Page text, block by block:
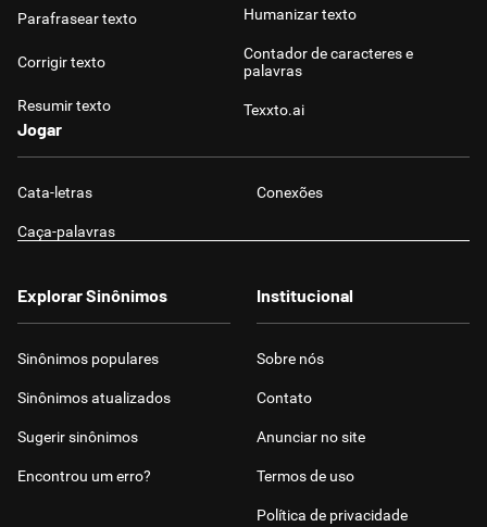
Parafrasear texto
Corrigir texto
Resumir texto
Humanizar texto
Contador de caracteres e
palavras
Texxto.ai
Jogar
Cata-letras Conexões
Caça-palavras
Explorar Sinônimos
Sinônimos populares
Sinônimos atualizados
Sugerir sinônimos
Encontrou um erro?
Institucional
Sobre nós
Contato
Anunciar no site
Termos de uso
Política de privacidade